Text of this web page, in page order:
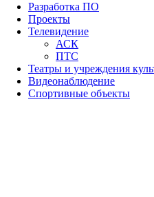
Разработка ПО
Проекты
Телевидение
АСК
ПТС
Театры и учреждения
Видеонаблюдение
Спортивные объекты